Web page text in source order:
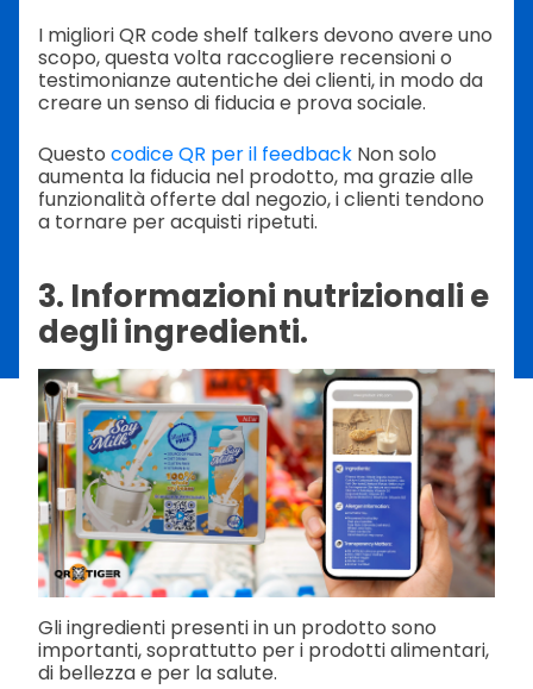
I migliori QR code shelf talkers devono avere uno
scopo, questa volta raccogliere recensioni o
testimonianze autentiche dei clienti, in modo da
creare un senso di fiducia e prova sociale.
Questo codice QR per il feedback Non solo
aumenta la fiducia nel prodotto, ma grazie alle
funzionalità offerte dal negozio, i clienti tendono
a tornare per acquisti ripetuti.
3. Informazioni nutrizionali e
degli ingredienti.
Gli ingredienti presenti in un prodotto sono
importanti, soprattutto per i prodotti alimentari,
di bellezza e per la salute.